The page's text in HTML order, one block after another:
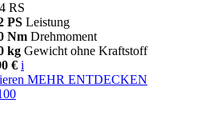
RS
PS Leistung
Nm Drehmoment
kg Gewicht ohne Kraftstoff
€ i
MEHR ENTDECKEN